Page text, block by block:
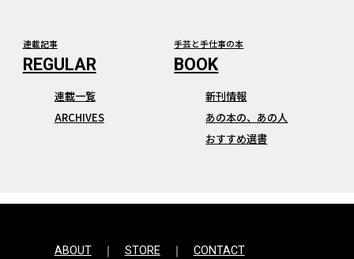
連載記事
連載一覧
ARCHIVES
手芸と手仕事の本
新刊情報
あの本の、あの人
おすすめ選書
ABOUT STORE CONTACT